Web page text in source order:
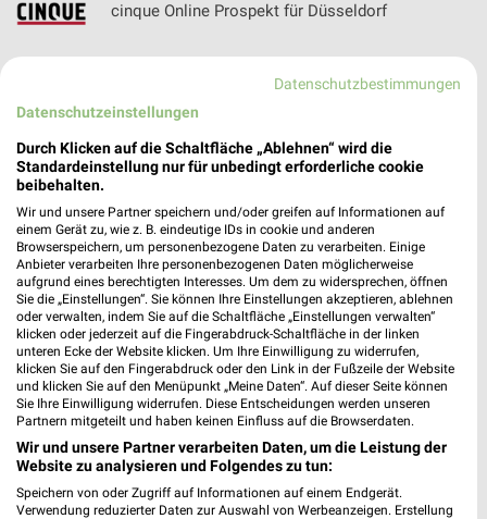
cinque Online Prospekt für Düsseldorf
Citroën Filialen & Öffnungszeiten für Erkelenz
Conrad Angebote im aktuellen Prospekt für
Hürth
Contra Kreis Theater Filialen & Öffnungszeiten
für Bonn
cubiculum Filialen & Öffnungszeiten für
Leverkusen
Datenschutzbestimmungen
Datenschutzeinstellungen
Durch Klicken auf die Schaltfläche „Ablehnen“ wird die
Standardeinstellung nur für unbedingt erforderliche cookie
beibehalten.
Wir und unsere Partner speichern und/oder greifen auf Informationen auf
einem Gerät zu, wie z. B. eindeutige IDs in cookie und anderen
Browserspeichern, um personenbezogene Daten zu verarbeiten. Einige
Anbieter verarbeiten Ihre personenbezogenen Daten möglicherweise
aufgrund eines berechtigten Interesses. Um dem zu widersprechen, öffnen
Sie die „Einstellungen“. Sie können Ihre Einstellungen akzeptieren, ablehnen
oder verwalten, indem Sie auf die Schaltfläche „Einstellungen verwalten“
klicken oder jederzeit auf die Fingerabdruck-Schaltfläche in der linken
unteren Ecke der Website klicken. Um Ihre Einwilligung zu widerrufen,
klicken Sie auf den Fingerabdruck oder den Link in der Fußzeile der Website
und klicken Sie auf den Menüpunkt „Meine Daten“. Auf dieser Seite können
Sie Ihre Einwilligung widerrufen. Diese Entscheidungen werden unseren
Partnern mitgeteilt und haben keinen Einfluss auf die Browserdaten.
Wir und unsere Partner verarbeiten Daten, um die Leistung der
Website zu analysieren und Folgendes zu tun:
Speichern von oder Zugriff auf Informationen auf einem Endgerät.
Verwendung reduzierter Daten zur Auswahl von Werbeanzeigen. Erstellung